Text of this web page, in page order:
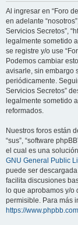
Al ingresar en “Foro
en adelante
Servicios Secretos”,
legalmente sometido
se registre y/o use
Podemos cambiar
avisarle, sin embargo
periódicamente.
Servicios Secretos”
legalmente sometido
reformados.
Nuestros foros están
“sus”, “software
el cual es una
GNU General Public
puede ser
facilita discusiones
lo que aprobamos y/
permisible. Para más
https://